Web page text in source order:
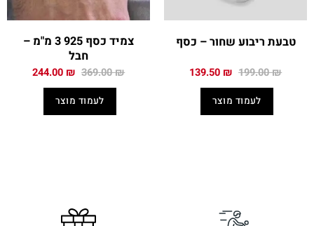
טבעת ריבוע שחור – כסף
199.00₪ המחיר
199.00 ₪.
139.50₪ המחיר
לעמוד מוצר
צמיד כסף 925 3 מ"מ –
חבל
369.00₪ המחיר
369.00 ₪.
244.00₪ המחיר
לעמוד מוצר